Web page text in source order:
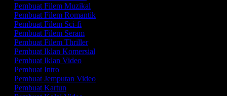
Pembuat Filem Muzikal
Pembuat Filem Romantik
Pembuat Filem Sci-fi
Pembuat Filem Seram
Pembuat Filem Thriller
Pembuat Iklan Komersial
Pembuat Iklan Video
Pembuat Intro
Pembuat Jemputan Video
Pembuat Kartun